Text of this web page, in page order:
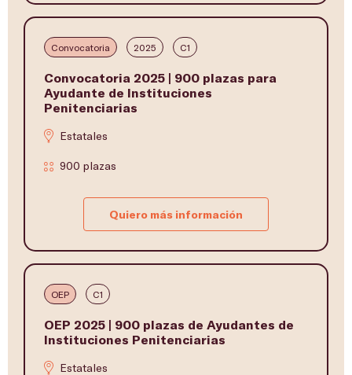
Convocatoria 2025 C1
Convocatoria 2025 | 900 plazas para
Ayudante de Instituciones
Penitenciarias
Estatales
900 plazas
Quiero más información
OEP C1
OEP 2025 | 900 plazas de Ayudantes de
Instituciones Penitenciarias
Estatales